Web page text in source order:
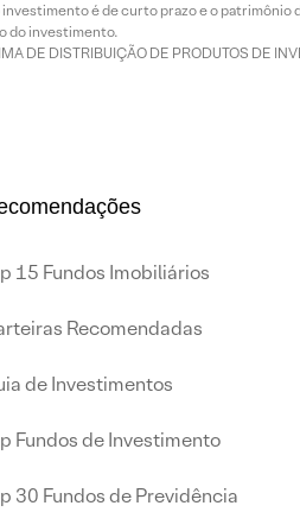
é de curto prazo e o
do investimento.
DE DISTRIBUIÇÃO DE PRODUTOS DE
15 Fundos Imobiliários
Recomendadas
de Investimentos
Fundos de Investimento
30 Fundos de Previdência